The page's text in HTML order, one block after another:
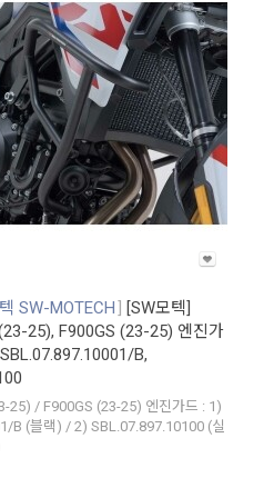
SW-MOTECH
[SW모텍]
25), F900GS (23-25) 엔진가
B,
25) / F900GS (23-25) 엔진가드 : 1)
B (블랙) / 2) SBL.07.897.10100 (실